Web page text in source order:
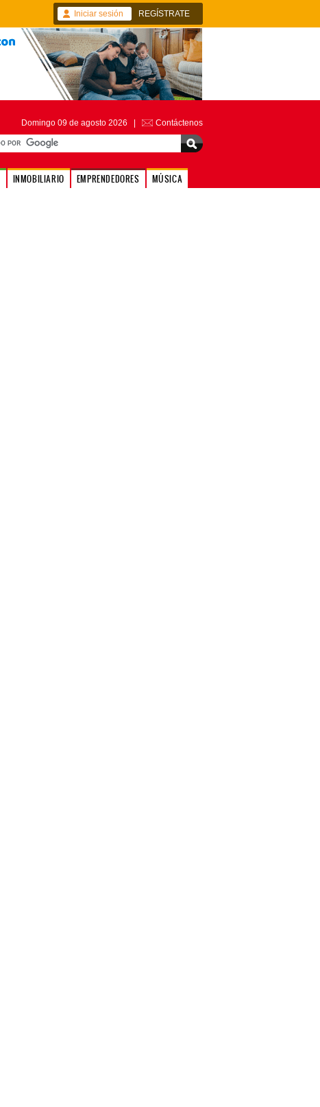
Iniciar sesión REGÍSTRATE
Domingo 09 de agosto 2026 | Contáctenos
INMOBILIARIO EMPRENDEDORES MÚSICA